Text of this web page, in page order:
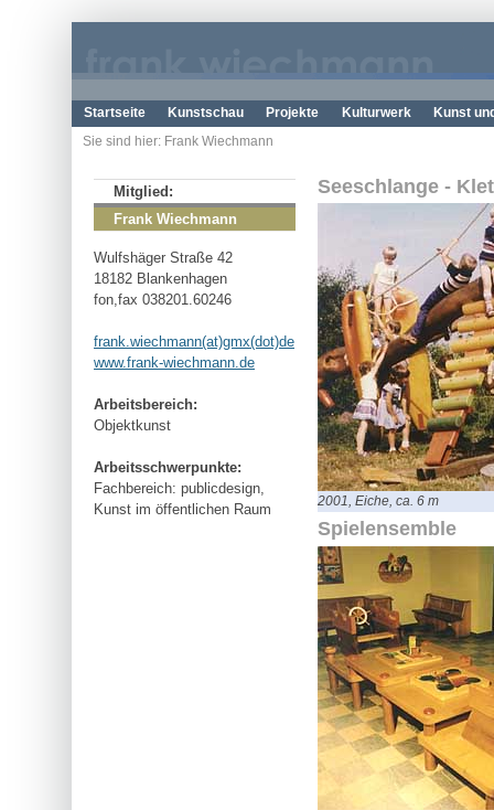
Startseite Kunstschau Projekte Kulturwerk
Kunst
Sie sind hier: Frank Wiechmann
Mitglied:
Frank Wiechmann
Wulfshäger Straße 42
18182 Blankenhagen
fon,fax 038201.60246
frank.wiechmann(at)gmx(dot)de
www.frank-wiechmann.de
Arbeitsbereich:
Objektkunst
Arbeitsschwerpunkte:
Fachbereich: publicdesign,
Kunst im öffentlichen Raum
Seeschlange -
2001, Eiche, ca. 6 m
Spielensemble